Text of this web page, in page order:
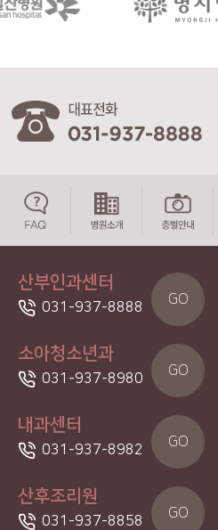
산부인과센터
031-937-8888 GO
소아청소년과
031-937-8980 GO
내과센터
031-937-8982 GO
산후조리원
031-937-8858 GO